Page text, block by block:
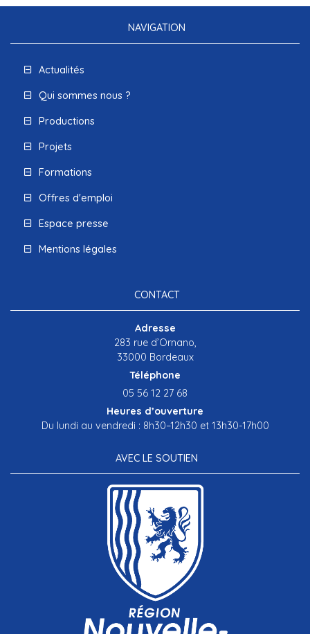
NAVIGATION
Actualités
Qui sommes nous ?
Productions
Projets
Formations
Offres d'emploi
Espace presse
Mentions légales
CONTACT
Adresse
283 rue d’Ornano,
33000 Bordeaux
Téléphone
05 56 12 27 68
Heures d’ouverture
Du lundi au vendredi : 8h30–12h30 et 13h30-17h00
AVEC LE SOUTIEN